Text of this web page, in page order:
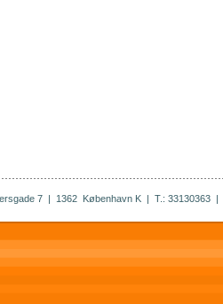
7| 1362 København K| T.: 33130363|